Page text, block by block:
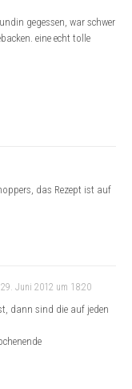
gegessen, war schwer
eine echt tolle
das Rezept ist auf
29. Juni 2012 um 18:20
dann sind die auf jeden